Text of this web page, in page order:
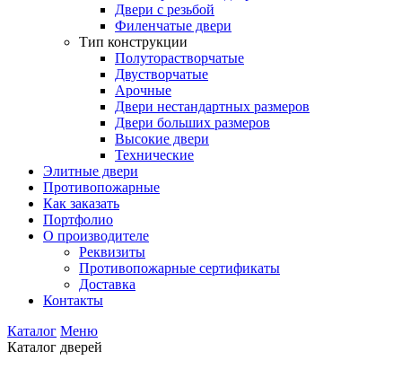
Двери с резьбой
Филенчатые двери
Тип конструкции
Полуторастворчатые
Двустворчатые
Арочные
Двери нестандартных размеров
Двери больших размеров
Высокие двери
Технические
Элитные двери
Противопожарные
Как заказать
Портфолио
О производителе
Реквизиты
Противопожарные сертификаты
Доставка
Контакты
Каталог Меню
Каталог дверей